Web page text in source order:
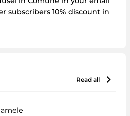
subscribers 10% discount in
read all